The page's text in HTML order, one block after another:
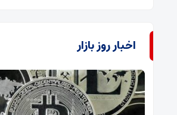
اخبار روز بازار